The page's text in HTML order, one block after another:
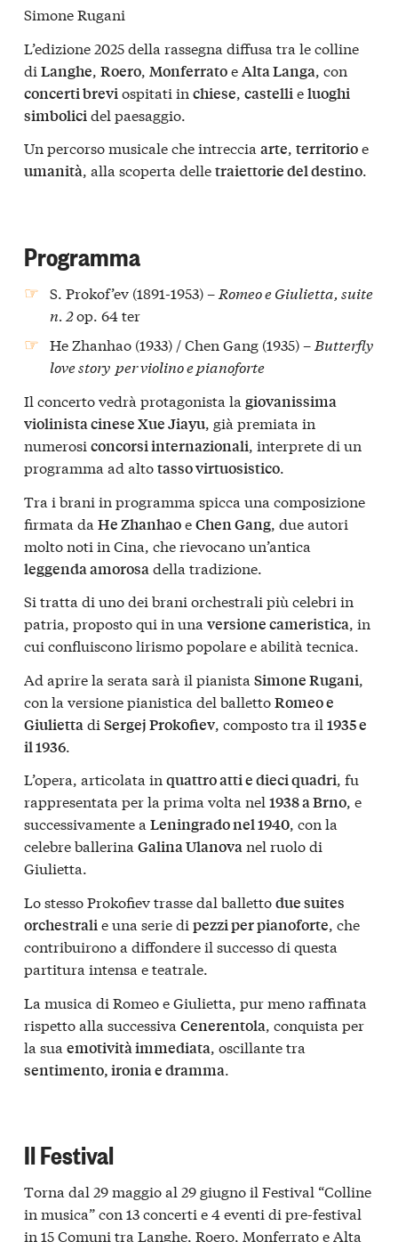
Simone Rugani
L’edizione 2025 della rassegna diffusa tra le colline
di Langhe, Roero, MonferratoeAlta Langa, con
concerti breviospitati in chiese, castellieluoghi
simbolicidel paesaggio.
Un percorso musicale che intreccia arte, territorioe
umanità, alla scoperta delletraiettorie del destino.
Programma
S. Prokof’ev (1891-1953) – Romeo e Giulietta, suite
n. 2op. 64 ter
He Zhanhao (1933) / Chen Gang (1935) – Butterfly
love story per violino e pianoforte
Il concerto vedrà protagonista la giovanissima
violinista cinese Xue Jiayu, già premiata in
numerosi concorsi internazionali, interprete di un
programma ad altotasso virtuosistico.
Tra i brani in programma spicca una composizione
firmata da He ZhanhaoeChen Gang, due autori
molto noti in Cina, che rievocano un’antica
leggenda amorosadella tradizione.
Si tratta di uno dei brani orchestrali più celebri in
patria, proposto qui in una versione cameristica, in
cui confluiscono lirismo popolare e abilità tecnica.
Ad aprire la serata sarà il pianista Simone Rugani,
con la versione pianistica del ballettoRomeo e
Giuliettadi Sergej Prokofiev, composto tra il 1935 e
il 1936.
L’opera, articolata in quattro atti e dieci quadri, fu
rappresentata per la prima volta nel 1938 a Brno, e
successivamente a Leningrado nel 1940, con la
celebre ballerina Galina Ulanovanel ruolo di
Giulietta.
Lo stesso Prokofiev trasse dal ballettodue suites
orchestralie una serie di pezzi per pianoforte, che
contribuirono a diffondere il successo di questa
partitura intensa e teatrale.
La musica di Romeo e Giulietta, pur meno raffinata
rispetto alla successiva Cenerentola , conquista per
la sua emotività immediata , oscillante tra
sentimento, ironia e dramma
Il Festival
Torna dal 29 maggio al 29 giugno il Festival “Colline
in musica”con 13 concerti e 4 eventi di pre-festival
in 15 Comuni tra Langhe, Roero, Monferrato e Alta